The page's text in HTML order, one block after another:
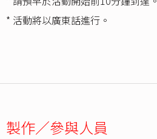
* 活動將以廣東話進行。
製作／參與人員